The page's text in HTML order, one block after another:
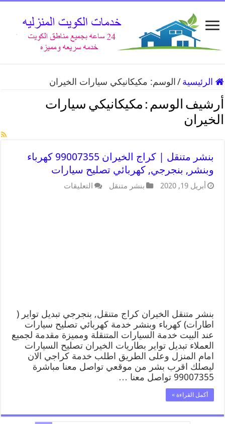
الرئيسية / الوسم: مكيكانيكي سيارات الخيران
أرشيف الوسم : مكيكانيكي سيارات
الخيران
بنشر متنقل | كراج الخيران 99007355 كهرباء
وبنشر, بنجرجي, كهربائي تصليح سيارات
أبريل 19, 2020 بنشر متنقل التعليقات
بنشر متنقل الخيران كراج متنقل, بنجرجي تبديل تواير (
اطارات) كهرباء وبنشر خدمة كهربائي تصليح سيارات
عند البيت خدمة السيارات المتنقلة ومميزة مقدمة لجميع
العملاء تبديل تواير بطاريات الخيران تصليح السيارات
امام المنزل وعلى الطريق اطلب خدمة كراجي الان
ليصلك اقرب بشر من موقعي تواصل معنا مباشرة
99007355 تواصل معنا …
أكمل القراءة »